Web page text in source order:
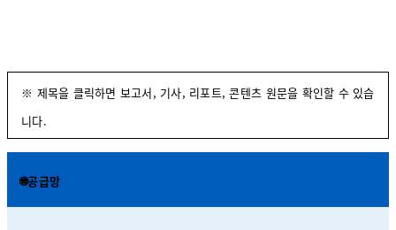
※ 제목을 클릭하면 보고서, 기사, 리포트, 콘텐츠 원문을 확인할 수 있습
니다.
🌐공급망